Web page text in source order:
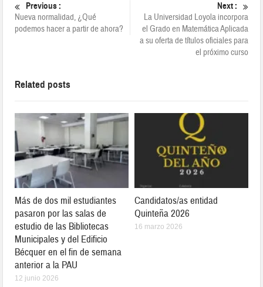
Previous :
Nueva normalidad, ¿Qué
podemos hacer a partir de ahora?
Next :
La Universidad Loyola incorpora
el Grado en Matemática Aplicada
a su oferta de títulos oficiales para
el próximo curso
Related posts
Más de dos mil estudiantes
pasaron por las salas de
estudio de las Bibliotecas
Municipales y del Edificio
Bécquer en el fin de semana
anterior a la PAU
12 junio 2026
Candidatos/as entidad
Quinteña 2026
16 marzo 2026